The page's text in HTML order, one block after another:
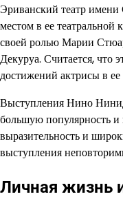
Эриванский театр
местом в ее театральной
своей ролью Марии
Декуруа. Считается, что
достижений актрисы в ее
Выступления Нино
большую популярность и
выразительность и
выступления
Личная жизнь